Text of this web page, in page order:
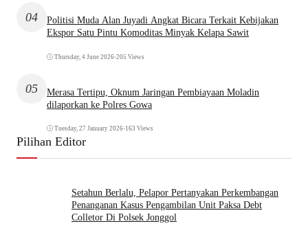
04
Politisi Muda Alan Juyadi Angkat Bicara Terkait Kebijakan
Ekspor Satu Pintu Komoditas Minyak Kelapa Sawit
Thursday, 4 June 2026•205 Views
05
Merasa Tertipu, Oknum Jaringan Pembiayaan Moladin
dilaporkan ke Polres Gowa
Tuesday, 27 January 2026•163 Views
Pilihan Editor
Setahun Berlalu, Pelapor Pertanyakan Perkembangan
Penanganan Kasus Pengambilan Unit Paksa Debt
Colletor Di Polsek Jonggol